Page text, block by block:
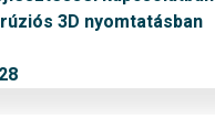
3D nyomtatásban